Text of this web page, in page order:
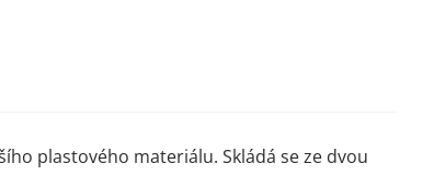
plastového materiálu. Skládá se ze dvou